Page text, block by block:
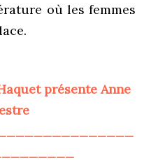
où les femmes
présente Anne